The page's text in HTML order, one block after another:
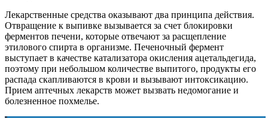
Лекарственные средства оказывают два принципа действия.
Отвращение к выпивке вызывается за счет блокировки
ферментов печени, которые отвечают за расщепление
этилового спирта в организме. Печеночный фермент
выступает в качестве катализатора окисления ацетальдегида,
поэтому при небольшом количестве выпитого, продукты его
распада скапливаются в крови и вызывают интоксикацию.
Прием аптечных лекарств может вызвать недомогание и
болезненное похмелье.